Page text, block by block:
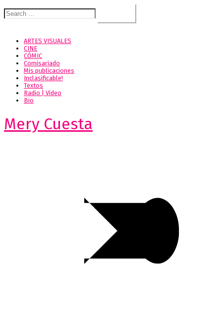
Search
for:
ARTES VISUALES
CINE
CÓMIC
Comisariado
Mis publicaciones
Inclasificable!
Textos
Radio | Video
Bio
Mery Cuesta